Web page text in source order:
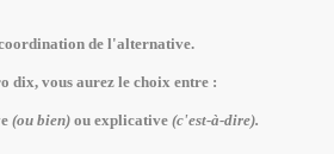
de l'alternative.
dix, vous aurez le choix entre :
(ou bien) ou explicative (c'est-à-dire).